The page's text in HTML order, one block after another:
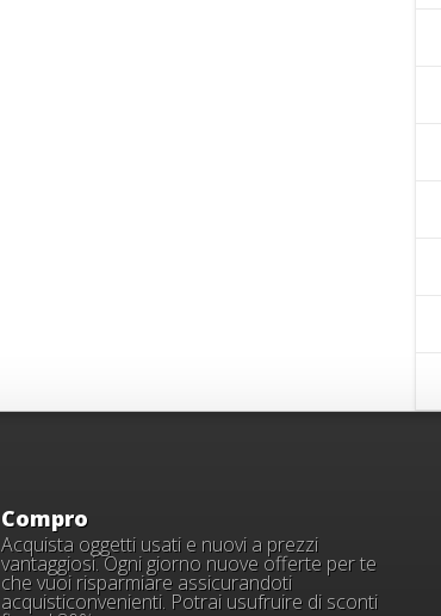
Compro
Acquista oggetti usati e nuovi a prezzi
vantaggiosi. Ogni giorno nuove offerte per te
che vuoi risparmiare assicurandoti
acquisticonvenienti. Potrai usufruire di sconti